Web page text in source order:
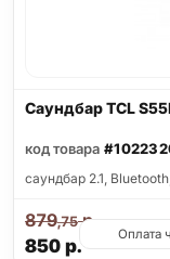
Саундбар TCL
код товара
саундбар 2.1,
850р.
879,75р.
Оплата